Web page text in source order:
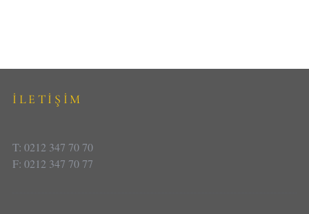
İLETİŞİM
T: 0212 347 70 70
F: 0212 347 70 77